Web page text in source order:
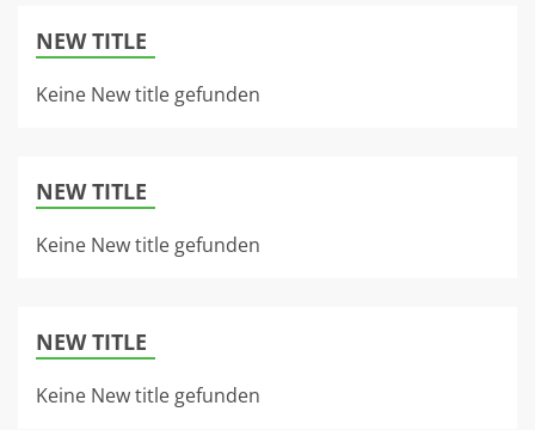
NEW TITLE
Keine New title gefunden
NEW TITLE
Keine New title gefunden
NEW TITLE
Keine New title gefunden